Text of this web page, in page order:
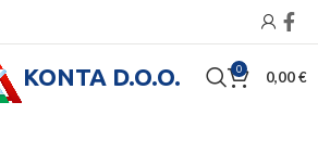
KONTA D.O.O. 0 0,00€